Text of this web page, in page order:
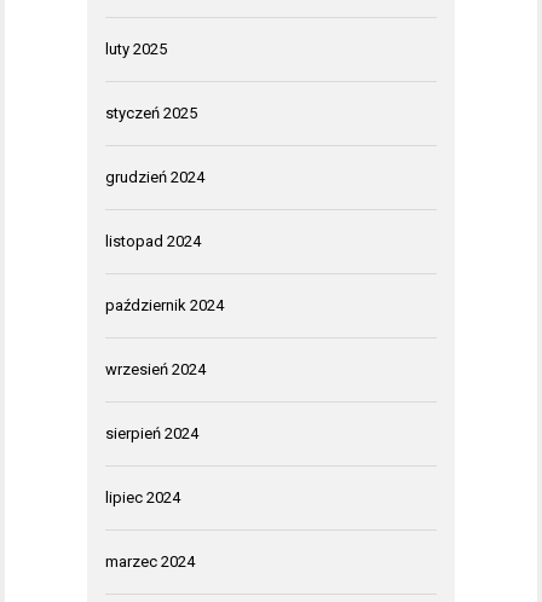
luty 2025
styczeń 2025
grudzień 2024
listopad 2024
październik 2024
wrzesień 2024
sierpień 2024
lipiec 2024
marzec 2024